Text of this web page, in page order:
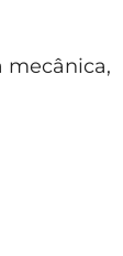
mecânica,